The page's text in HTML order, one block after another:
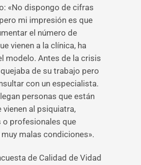
«No dispongo de cifras
mi impresión es que
el número de
vienen a la clínica, ha
modelo. Antes de la crisis
quejaba de su trabajo pero
con un especialista.
personas que están
vienen al psiquiatra,
o profesionales que
malas condiciones».
de Calidad de Vidad